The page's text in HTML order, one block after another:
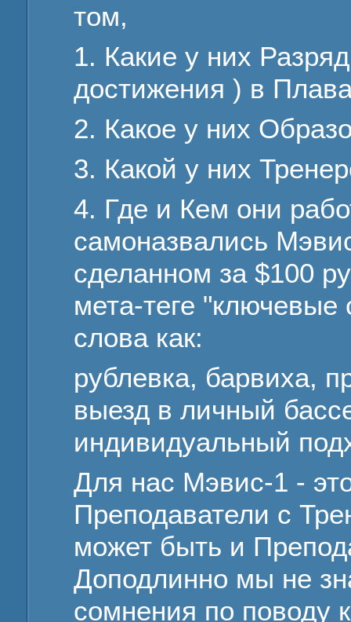
том,
1. Какие у них
достижения ) в
2. Какое у них
3. Какой у них
4. Где и Кем они
самоназвались
сделанном за $100
мета-теге "ключевые
слова как:
рублевка, барвиха,
выезд в личный
индивидуальный
Для нас Мэвис-1 -
Преподаватели с
может быть и
Доподлинно мы не
сомнения по поводу